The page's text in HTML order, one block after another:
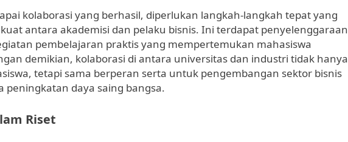
kolaborasi yang berhasil, diperlukan langkah-langkah tepat yang
antara akademisi dan pelaku bisnis. Ini terdapat penyelenggaraan
pembelajaran praktis yang mempertemukan mahasiswa
demikian, kolaborasi di antara universitas dan industri tidak hanya
tetapi sama berperan serta untuk pengembangan sektor bisnis
daya saing bangsa.
Riset